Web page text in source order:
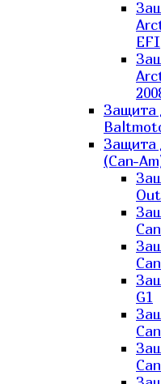
EFI
Защита
Защита
(Can-
G1